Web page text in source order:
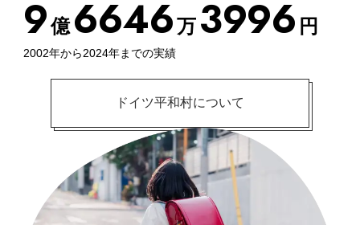
9億 6646万 3996 円
2002年から2024年までの実績
ドイツ平和村について